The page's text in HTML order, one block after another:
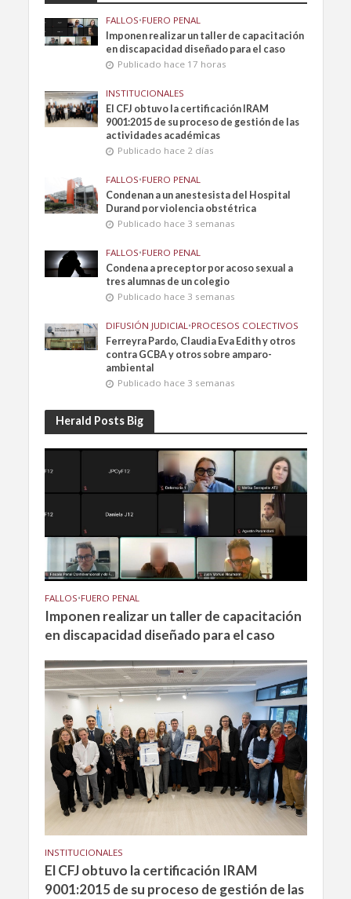
FALLOS•FUERO PENAL
Imponen realizar un taller de capacitación
en discapacidad diseñado para el caso
Publicado hace 17 horas
INSTITUCIONALES
El CFJ obtuvo la certificación IRAM
9001:2015 de su proceso de gestión de las
actividades académicas
Publicado hace 2 días
FALLOS•FUERO PENAL
Condenan a un anestesista del Hospital
Durand por violencia obstétrica
Publicado hace 3 semanas
FALLOS•FUERO PENAL
Condena a preceptor por acoso sexual a
tres alumnas de un colegio
Publicado hace 3 semanas
DIFUSIÓN JUDICIAL •PROCESOS COLECTIVOS
Ferreyra Pardo, Claudia Eva Edith y otros
contra GCBA y otros sobre amparo-
ambiental
Publicado hace 3 semanas
Herald Posts Big
FALLOS•FUERO PENAL
Imponen realizar un taller de capacitación
en discapacidad diseñado para el caso
INSTITUCIONALES
El CFJ obtuvo la certificación IRAM
9001:2015 de su proceso de gestión de las